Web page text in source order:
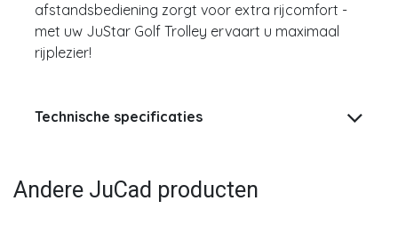
afstandsbediening zorgt voor extra rijcomfort -
met uw JuStar Golf Trolley ervaart u maximaal
rijplezier!
Technische specificaties
Andere JuCad producten